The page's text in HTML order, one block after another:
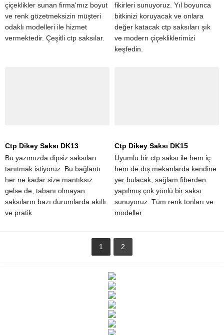
çiçeklikler sunan firma'mız boyut
ve renk gözetmeksizin müşteri
odaklı modelleri ile hizmet
vermektedir. Çeşitli ctp saksılar.
fikirleri sunuyoruz. Yıl boyunca
bitkinizi koruyacak ve onlara
değer katacak ctp saksıları şık
ve modern çiçekliklerimizi
keşfedin.
Ctp Dikey Saksı DK13
Bu yazımızda dipsiz saksıları
tanıtmak istiyoruz. Bu bağlantı
her ne kadar size mantıksız
gelse de, tabanı olmayan
saksıların bazı durumlarda akıllı
ve pratik
Ctp Dikey Saksı DK15
Uyumlu bir ctp saksı ile hem iç
hem de dış mekanlarda kendine
yer bulacak, sağlam fiberden
yapılmış çok yönlü bir saksı
sunuyoruz. Tüm renk tonları ve
modeller
1 2